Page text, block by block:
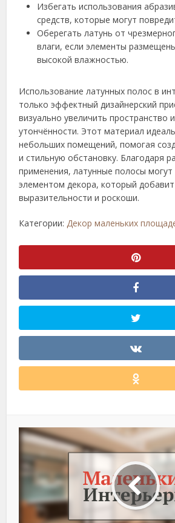
Избегать использования
средств, которые могут
Оберегать латунь от
влаги, если элементы
высокой влажностью.
Использование латунных полос в
только эффектный дизайнерский
визуально увеличить пространство
утончённости. Этот материал
небольших помещений, помогая
и стильную обстановку. Благодаря
применения, латунные полосы
элементом декора, который
выразительности и роскоши.
Категории:Декор маленьких